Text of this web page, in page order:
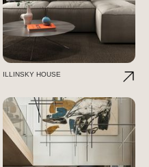
ILLINSKY HOUSE